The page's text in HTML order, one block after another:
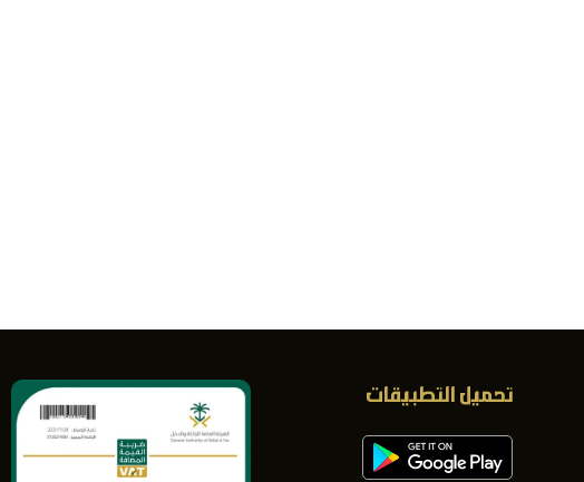
تحميل التطبيقات